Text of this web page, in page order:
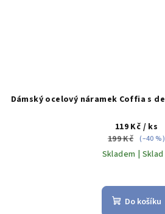
Dámský ocelový náramek Coffia s
119 Kč / ks
199 Kč (–40 %)
Skladem | Sklad
Do košíku